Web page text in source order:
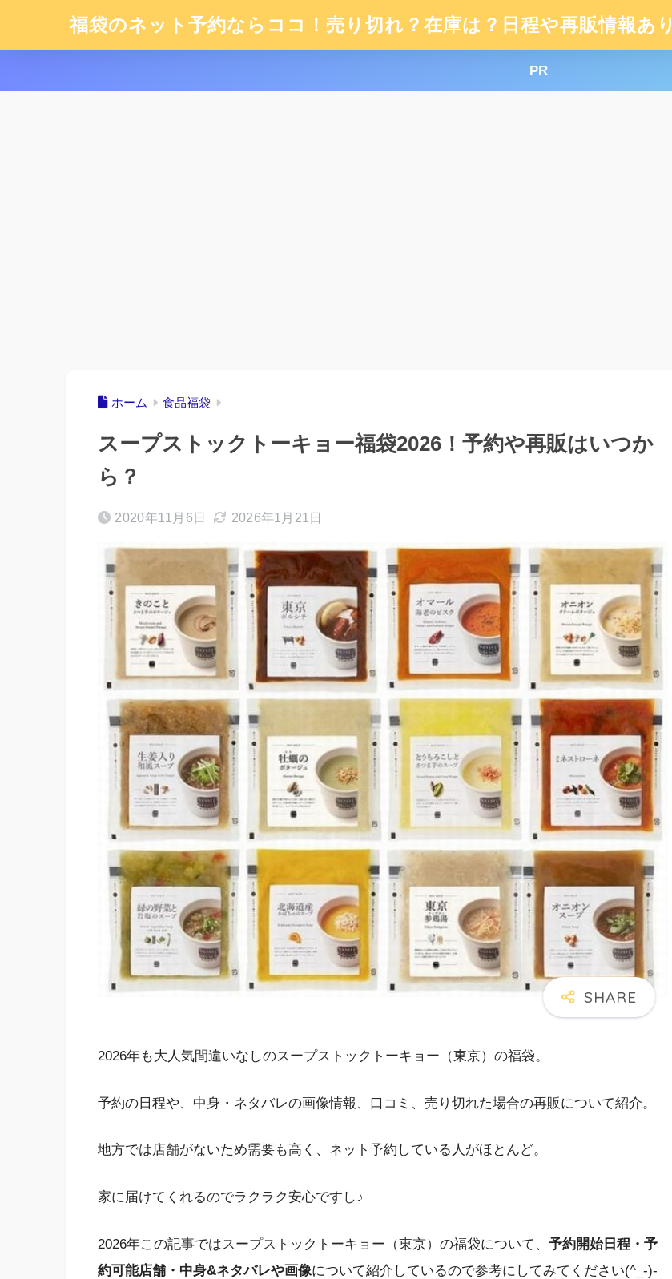
福袋のネット予約ならココ！売り切れ？在庫は？日程や再販情報あり
PR
ホーム 食品福袋
スープストックトーキョー福袋2026！予約や再販はいつか
ら？
2020年11月6日 2026年1月21日
2026年も大人気間違いなしのスープストックトーキョー（東京）の福袋。
予約の日程や、中身・ネタバレの画像情報、口コミ、売り切れた場合の再販について紹介。
地方では店舗がないため需要も高く、ネット予約している人がほとんど。
家に届けてくれるのでラクラク安心ですし♪
2026年この記事ではスープストックトーキョー（東京）の福袋について、 予約開始日程・予
約可能店舗・ 中身&ネタバレや画像について紹介しているので参考にしてみてください(^_-)-